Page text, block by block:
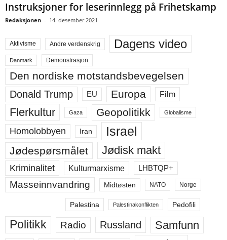
Instruksjoner for leserinnlegg på Frihetskamp
Redaksjonen - 14. desember 2021
Aktivisme Andre verdenskrig Dagens video
Danmark Demonstrasjon
Den nordiske motstandsbevegelsen
Donald Trump EU Europa Film
Flerkultur Gaza Geopolitikk Globalisme
Homolobbyen Iran Israel
Jødespørsmålet Jødisk makt
Kriminalitet Kulturmarxisme LHBTQP+
Masseinnvandring Midtøsten NATO Norge
Palestina Palestinakonflikten Pedofili
Politikk Radio Russland Samfunn